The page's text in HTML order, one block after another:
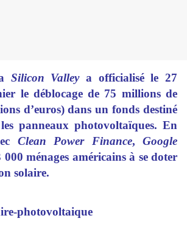
Silicon Valleya officialisé le 27
le déblocage de 75 millions de
d’euros) dans un fonds destiné
panneaux photovoltaïques. En
Clean Power Finance,Google
ménages américains à se doter
solaire.